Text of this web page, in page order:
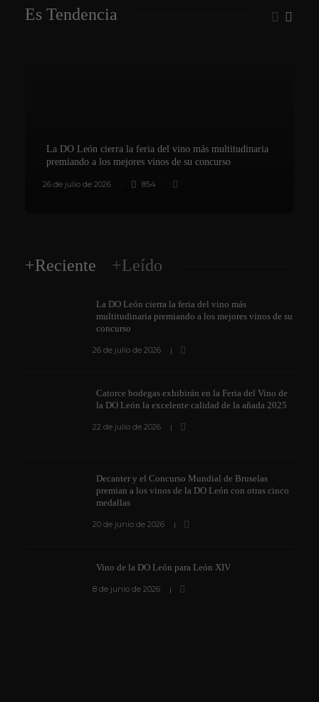
Es Tendencia
La DO León cierra la feria del vino más multitudinaria
premiando a los mejores vinos de su concurso
26 de julio de 2026 854
+Reciente +Leído
La DO León cierra la feria del vino más
multitudinaria premiando a los mejores vinos de su
concurso
26 de julio de 2026
Catorce bodegas exhibirán en la Feria del Vino de
la DO León la excelente calidad de la añada 2025
22 de julio de 2026
Decanter y el Concurso Mundial de Bruselas
premian a los vinos de la DO León con otras cinco
medallas
20 de junio de 2026
Vino de la DO León para León XIV
8 de junio de 2026